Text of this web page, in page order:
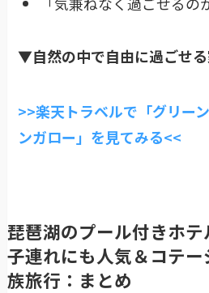
▼自然の中で自由に過ごせ
>>楽天トラベルで「グリー
ンガロー」を見てみる<<
琵琶湖のプール付きホテ
子連れにも人気＆コテ
族旅行：まとめ